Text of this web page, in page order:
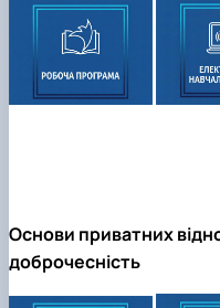
Основи приватних
доброчесність